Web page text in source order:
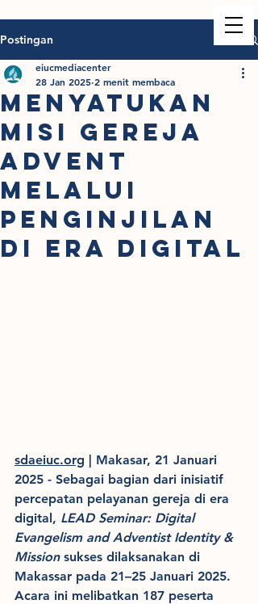
Postingan
MENYATUKAN
MISI GEREJA
ADVENT
MELALUI
PENGINJILAN
DI ERA DIGITAL
eiucmediacenter
28 Jan 2025 2 menit membaca
sdaeiuc.org | Makasar, 21 Januari
2025 - Sebagai bagian dari inisiatif
percepatan pelayanan gereja di era
digital, LEAD Seminar: Digital
Evangelism and Adventist Identity &
Mission sukses dilaksanakan di
Makassar pada 21–25 Januari 2025.
Acara ini melibatkan 187 peserta